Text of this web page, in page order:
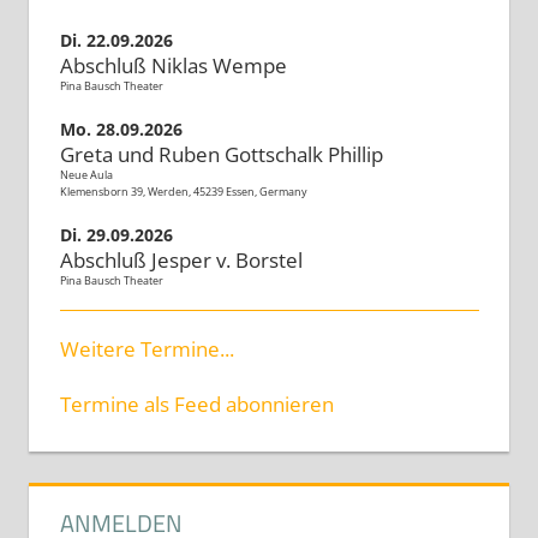
Di. 22.09.2026
Abschluß Niklas Wempe
Pina Bausch Theater
Mo. 28.09.2026
Greta und Ruben Gottschalk Phillip
Neue Aula
Klemensborn 39, Werden, 45239 Essen, Germany
Di. 29.09.2026
Abschluß Jesper v. Borstel
Pina Bausch Theater
Weitere Termine...
Termine als Feed abonnieren
ANMELDEN